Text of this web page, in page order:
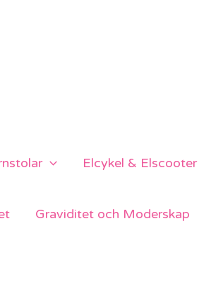
Elcykel & Elscooter
Graviditet och Moderskap